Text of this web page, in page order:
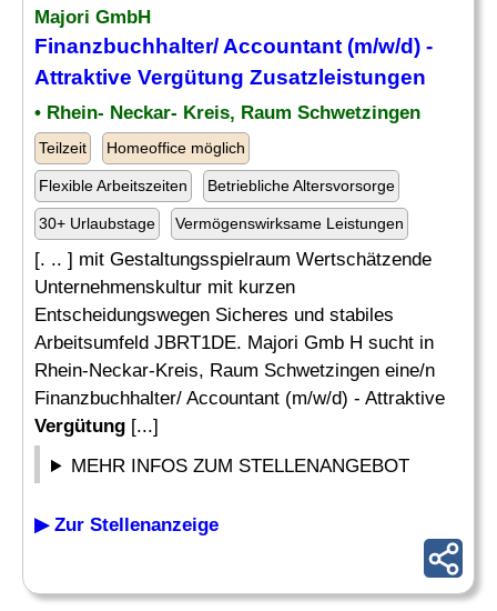
Majori GmbH
Finanzbuchhalter/ Accountant (m/w/d) -
Attraktive Vergütung Zusatzleistungen
• Rhein- Neckar- Kreis, Raum Schwetzingen
Teilzeit Homeoffice möglich
Flexible Arbeitszeiten Betriebliche Altersvorsorge
30+ Urlaubstage Vermögenswirksame Leistungen
[. .. ] mit Gestaltungsspielraum Wertschätzende
Unternehmenskultur mit kurzen
Entscheidungswegen Sicheres und stabiles
Arbeitsumfeld JBRT1DE. Majori Gmb H sucht in
Rhein-Neckar-Kreis, Raum Schwetzingen eine/n
Finanzbuchhalter/ Accountant (m/w/d) - Attraktive
Vergütung [...]
MEHR INFOS ZUM STELLENANGEBOT
▶ Zur Stellenanzeige